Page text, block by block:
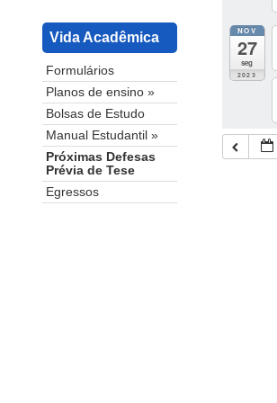
Vida Acadêmica
Formulários
Planos de ensino »
Bolsas de Estudo
Manual Estudantil »
Próximas Defesas
Prévia de Tese
Egressos
NOV
27
seg
2023